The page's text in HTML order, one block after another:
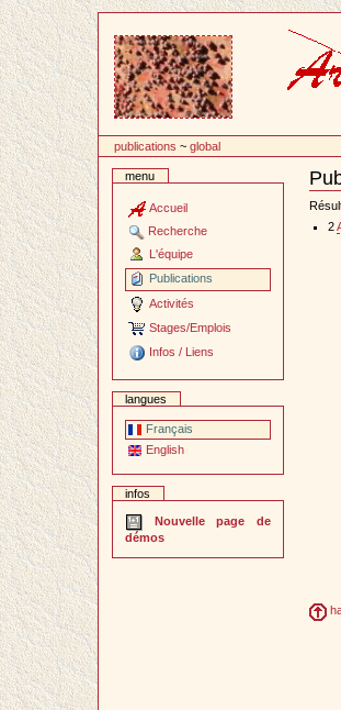
contenu
publications ~global
menu
Accueil
Recherche
L'équipe
Publications
Activités
Stages/Emplois
Infos / Liens
langues
Français
English
infos
Nouvelle page de
démos
2